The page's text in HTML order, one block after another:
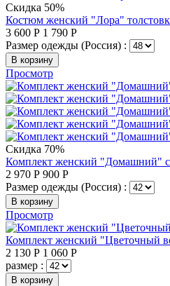
Скидка 50%
Костюм женский "Лора"
3 600 Р 1 790 Р
Размер одежды (Россия) :
В корзину
Просмотр
Скидка 70%
Комплект женский "Домашний"
2 970 Р 900 Р
Размер одежды (Россия) :
В корзину
Просмотр
Комплект женский "Цветочный
2 130 Р 1 060 Р
размер :
В корзину